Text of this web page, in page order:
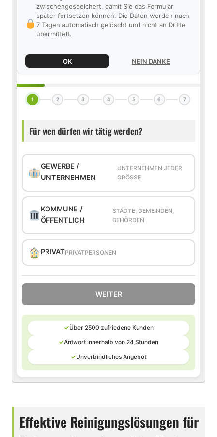
zwischengespeichert, damit Sie das Formular
später fortsetzen können. Die Daten werden nach
7 Tagen automatisch gelöscht und nicht an Dritte
übermittelt.
OK NEIN DANKE
1 2 3 4 5 6 7
Für wen dürfen wir tätig werden?
GEWERBE /
UNTERNEHMEN
UNTERNEHMEN JEDER
GRÖSSE
KOMMUNE /
ÖFFENTLICH
STÄDTE, GEMEINDEN,
BEHÖRDEN
PRIVATPRIVATPERSONEN
WEITER
✓Über 2500 zufriedene Kunden
✓Antwort innerhalb von 24 Stunden
✓Unverbindliches Angebot
Effektive Reinigungslösungen für